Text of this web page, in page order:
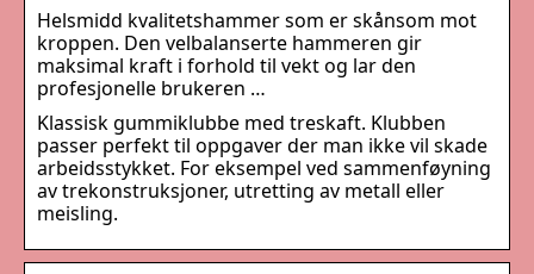
Helsmidd kvalitetshammer som er skånsom mot
kroppen. Den velbalanserte hammeren gir
maksimal kraft i forhold til vekt og lar den
profesjonelle brukeren …
Klassisk gummiklubbe med treskaft. Klubben
passer perfekt til oppgaver der man ikke vil skade
arbeidsstykket. For eksempel ved sammenføyning
av trekonstruksjoner, utretting av metall eller
meisling.